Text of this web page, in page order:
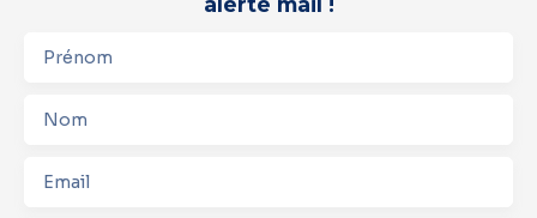
Prénom
Nom
Email